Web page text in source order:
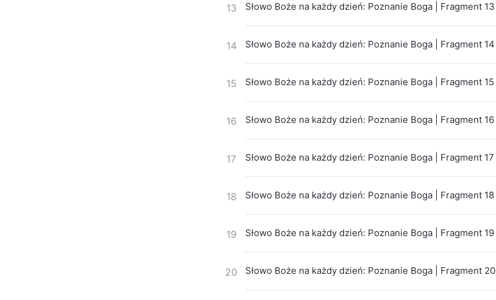
13 Słowo Boże na każdy dzień: Poznanie Boga | Fragment 13
14 Słowo Boże na każdy dzień: Poznanie Boga | Fragment 14
15 Słowo Boże na każdy dzień: Poznanie Boga | Fragment 15
16 Słowo Boże na każdy dzień: Poznanie Boga | Fragment 16
17 Słowo Boże na każdy dzień: Poznanie Boga | Fragment 17
18 Słowo Boże na każdy dzień: Poznanie Boga | Fragment 18
19 Słowo Boże na każdy dzień: Poznanie Boga | Fragment 19
20 Słowo Boże na każdy dzień: Poznanie Boga | Fragment 20